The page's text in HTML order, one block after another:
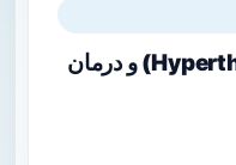
پرکاری تیروئید (Hyperthyroidism) و درمان